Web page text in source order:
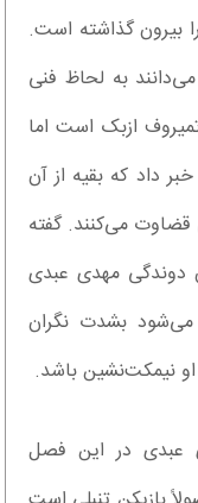
بیرون گذاشته است.
به لحاظ فنی
ازبک است اما
داد که بقیه از آن
می‌کنند. گفته
دوندگی مهدی عبدی
بشدت نگران
نیمکت‌نشین باشد.
عبدی در این فصل